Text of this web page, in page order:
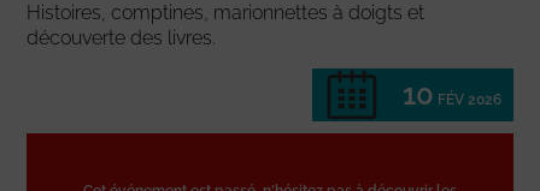
Histoires, comptines, marionnettes à doigts et
découverte des livres.
10 FÉV 2026